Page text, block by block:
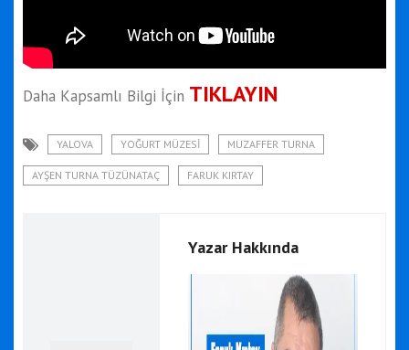
Daha Kapsamlı Bilgi İçin TIKLAYIN
YALOVA YOĞURT MÜZESI MUZAFFER TURNA
AYŞEN TURNA TÜZÜNATAÇ FARUK KIRTAY
Yazar Hakkında